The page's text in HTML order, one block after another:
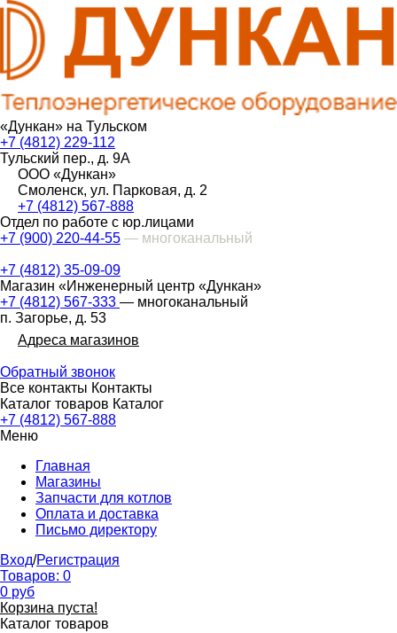
«Дункан» на Тульском
+7 (4812) 229-112
Тульский пер., д. 9А
ООО «Дункан»
Смоленск, ул. Парковая, д. 2
+7 (4812) 567-888
Отдел по работе с юр.лицами
+7 (900) 220-44-55 — многоканальный
+7 (4812) 35-09-09
Магазин «Инженерный центр «Дункан»
+7 (4812) 567-333 — многоканальный
п. Загорье, д. 53
Адреса магазинов
Обратный звонок
Все контакты Контакты
Каталог товаров Каталог
+7 (4812) 567-888
Меню
Главная
Магазины
Запчасти для котлов
Оплата и доставка
Письмо директору
Вход/Регистрация
Товаров: 0
0 руб
Корзина пуста!
Каталог товаров